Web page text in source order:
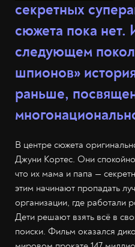
секретных
сюжета пока нет.
следующем
шпионов»
раньше,
В центре сюжета
Джуни Кортес. Они
что их мама и папа —
этим начинают пропадать
организации, где работали
Дети решают взять всё в
поиски. Фильм оказался